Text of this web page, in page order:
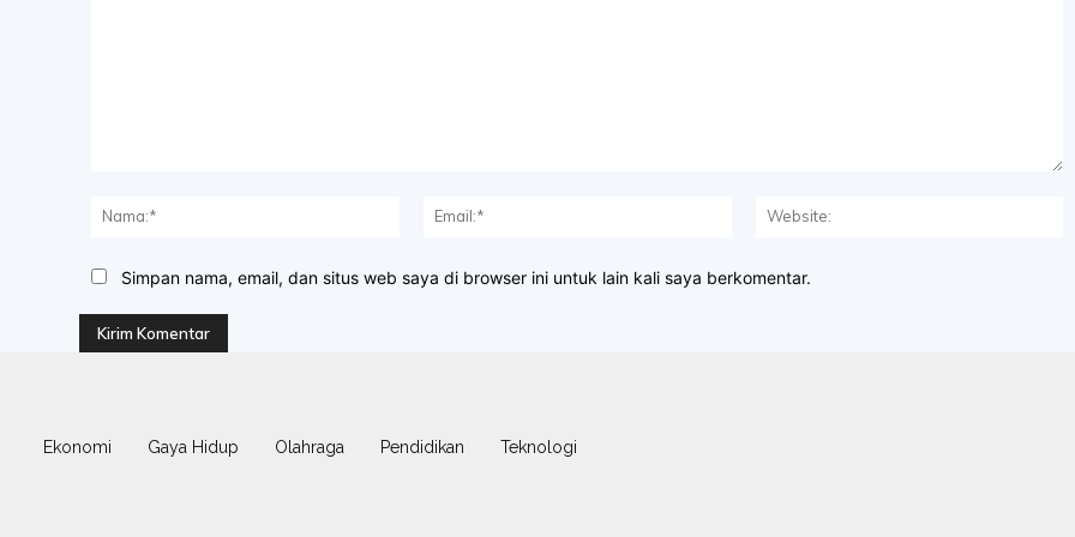
Nama:*
Email:*
Simpan nama, email, dan situs web saya di browser ini untuk lain kali saya berkomentar.
Ekonomi Gaya Hidup Olahraga Pendidikan Teknologi